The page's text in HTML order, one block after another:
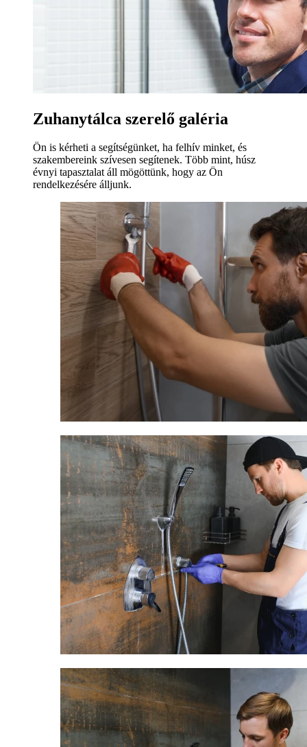
Zuhanytálca szerelő galéria
Ön is kérheti a segítségünket, ha felhív minket, és
szakembereink szívesen segítenek. Több mint, húsz
évnyi tapasztalat áll mögöttünk, hogy az Ön
rendelkezésére álljunk.